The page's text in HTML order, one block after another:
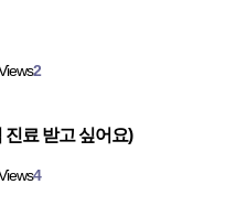
2
료 받고 싶어요)
4